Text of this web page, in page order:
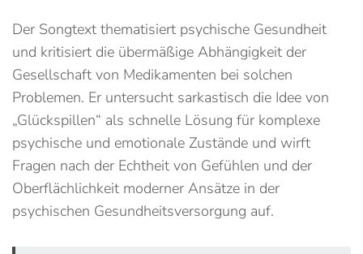
Der Songtext thematisiert psychische Gesundheit
und kritisiert die übermäßige Abhängigkeit der
Gesellschaft von Medikamenten bei solchen
Problemen. Er untersucht sarkastisch die Idee von
„Glückspillen“ als schnelle Lösung für komplexe
psychische und emotionale Zustände und wirft
Fragen nach der Echtheit von Gefühlen und der
Oberflächlichkeit moderner Ansätze in der
psychischen Gesundheitsversorgung auf.